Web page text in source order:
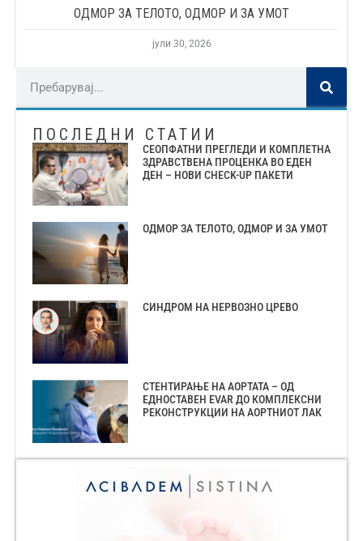
ОДМОР ЗА ТЕЛОТО, ОДМОР И ЗА УМОТ
јули 30, 2026
ПОСЛЕДНИ СТАТИИ
СЕОПФАТНИ ПРЕГЛЕДИ И КОМПЛЕТНА
ЗДРАВСТВЕНА ПРОЦЕНКА ВО ЕДЕН
ДЕН – НОВИ CHECK-UP ПАКЕТИ
ОДМОР ЗА ТЕЛОТО, ОДМОР И ЗА УМОТ
СИНДРОМ НА НЕРВОЗНО ЦРЕВО
СТЕНТИРАЊЕ НА АОРТАТА – ОД
ЕДНОСТАВЕН EVAR ДО КОМПЛЕКСНИ
РЕКОНСТРУКЦИИ НА АОРТНИОТ ЛАК